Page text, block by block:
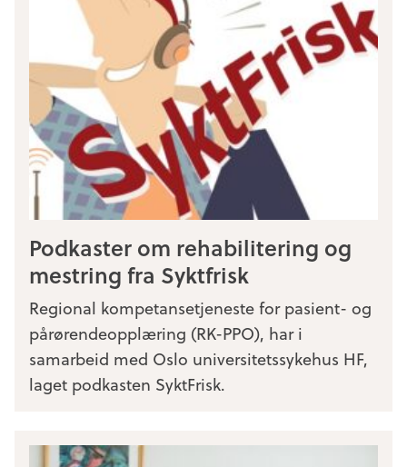
Podkaster om rehabilitering og
mestring fra Syktfrisk
Regional kompetansetjeneste for pasient- og
pårørendeopplæring (RK-PPO), har i
samarbeid med Oslo universitetssykehus HF,
laget podkasten SyktFrisk.